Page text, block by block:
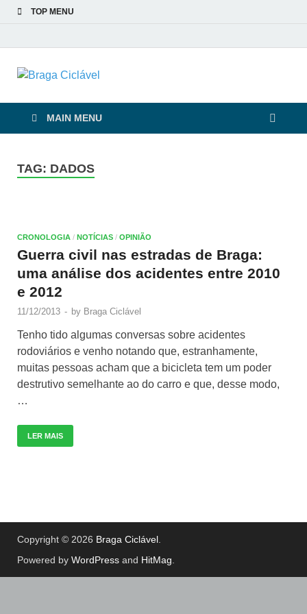
TOP MENU
Braga Ciclável
MAIN MENU
TAG: DADOS
CRONOLOGIA / NOTÍCIAS / OPINIÃO
Guerra civil nas estradas de Braga:
uma análise dos acidentes entre 2010
e 2012
11/12/2013 - by Braga Ciclável
Tenho tido algumas conversas sobre acidentes
rodoviários e venho notando que, estranhamente,
muitas pessoas acham que a bicicleta tem um poder
destrutivo semelhante ao do carro e que, desse modo,
…
LER MAIS
Copyright © 2026 Braga Ciclável
Powered by WordPress and HitMag